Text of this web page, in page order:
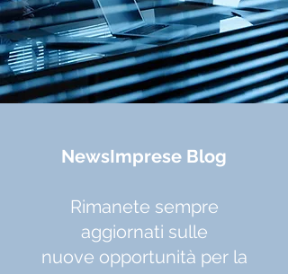
NewsImprese Blog
Rimanete sempre
aggiornati sulle
nuove opportunità per la